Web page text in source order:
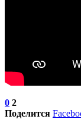
0 2
Поделится